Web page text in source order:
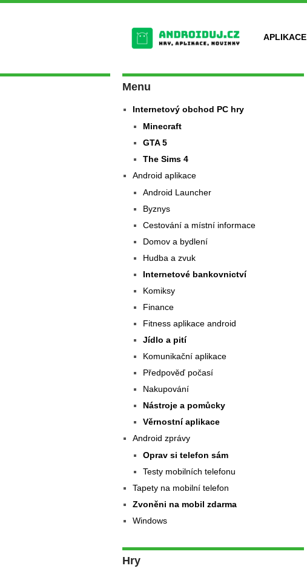
APLIKACE
Menu
Internetový obchod PC hry
Minecraft
GTA 5
The Sims 4
Android aplikace
Android Launcher
Byznys
Cestování a místní informace
Domov a bydlení
Hudba a zvuk
Internetové bankovnictví
Komiksy
Finance
Fitness aplikace android
Jídlo a pití
Komunikační aplikace
Předpověď počasí
Nakupování
Nástroje a pomůcky
Věrnostní aplikace
Android zprávy
Oprav si telefon sám
Testy mobilních telefonu
Tapety na mobilní telefon
Zvoněni na mobil zdarma
Windows
Hry